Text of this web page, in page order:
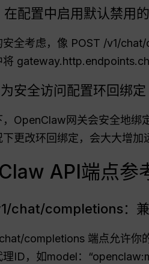
配置中启用默认禁用
安全考虑，像 POST /v1/
将
安全访问配置环回绑
，OpenClaw网关会安全地绑
更改环回绑定，会大大增加
API端点参
chat/completions：
completions 端点允许你
理ID，如model：